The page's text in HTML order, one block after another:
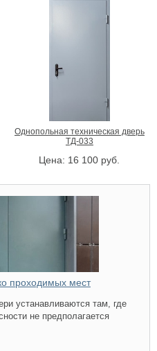
Однопольная техническая дверь
ТД-033
Цена: 16 100 руб.
проходимых мест
устанавливаются там, где
не предполагается